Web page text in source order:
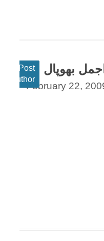
بھوپال
Post
author
February 22,